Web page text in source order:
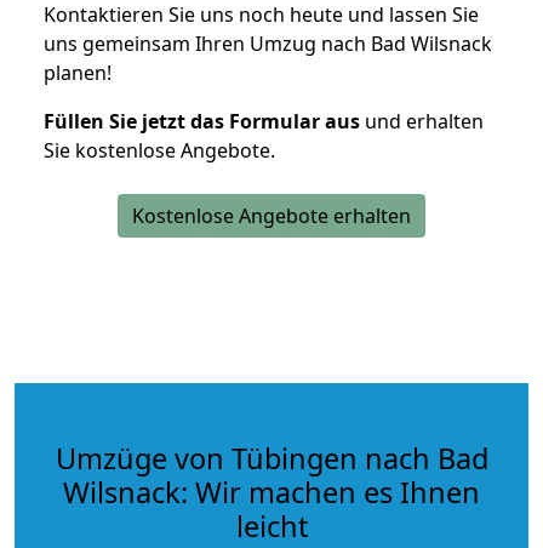
Kontaktieren Sie uns noch heute und lassen Sie
uns gemeinsam Ihren Umzug nach Bad Wilsnack
planen!
Füllen Sie jetzt das Formular aus und erhalten
Sie kostenlose Angebote.
Kostenlose Angebote erhalten
Umzüge von Tübingen nach Bad
Wilsnack: Wir machen es Ihnen
leicht